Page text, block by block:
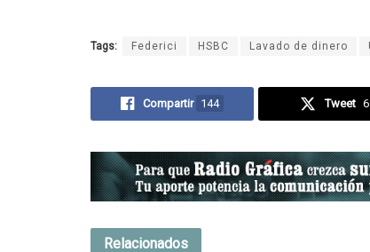
Tags: Federici HSBC Lavado de dinero
Compartir 144 Tweet
Relacionados